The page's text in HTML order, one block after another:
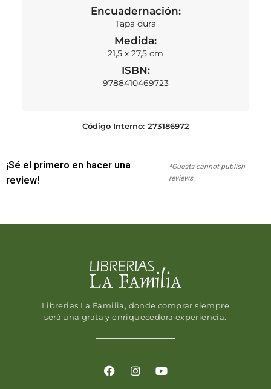
Encuadernación:
Tapa dura
Medida:
21,5 x 27,5 cm
ISBN:
9788410469723
Código Interno: 273186972
¡Sé el primero en hacer una
review!
*Guests cannot publish
reviews
Librerias La Familia, donde comprar siempre
será una grata y enriquecedora experiencia.